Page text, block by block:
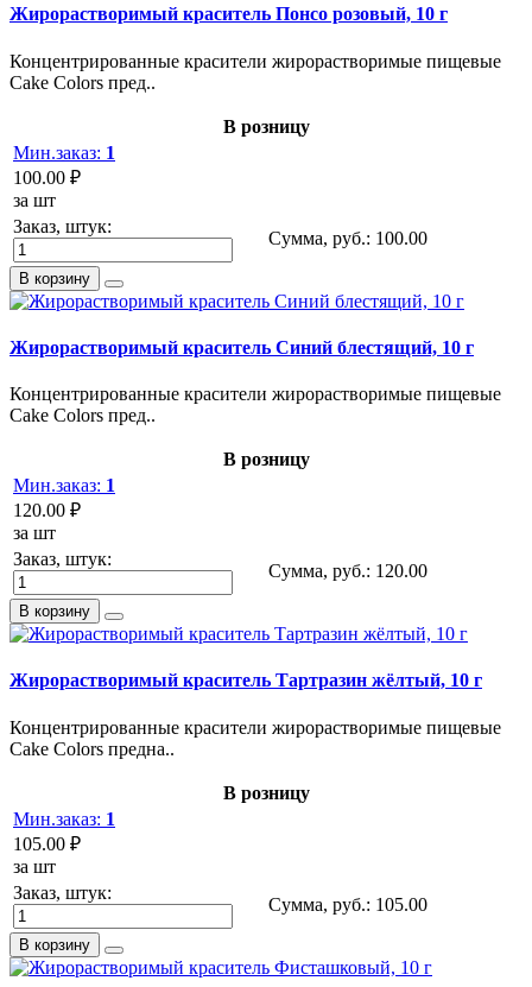
Жирорастворимый краситель Понсо розовый, 10 г
Концентрированные красители жирорастворимые пищевые
Cake Colors пред..
В розницу
Мин.заказ: 1
100.00 ₽
за шт
Заказ, штук:
Сумма, руб.: 100.00
В корзину
Жирорастворимый краситель Синий блестящий, 10 г
Концентрированные красители жирорастворимые пищевые
Cake Colors пред..
В розницу
Мин.заказ: 1
120.00 ₽
за шт
Заказ, штук:
Сумма, руб.: 120.00
В корзину
Жирорастворимый краситель Тартразин жёлтый, 10 г
Концентрированные красители жирорастворимые пищевые
Cake Colors предна..
В розницу
Мин.заказ: 1
105.00 ₽
за шт
Заказ, штук:
Сумма, руб.: 105.00
В корзину